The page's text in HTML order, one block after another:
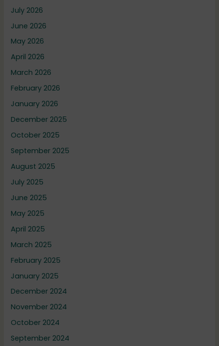
July 2026
June 2026
May 2026
April 2026
March 2026
February 2026
January 2026
December 2025
October 2025
September 2025
August 2025
July 2025
June 2025
May 2025
April 2025
March 2025
February 2025
January 2025
December 2024
November 2024
October 2024
September 2024